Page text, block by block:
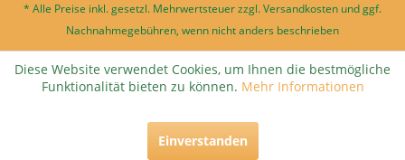
* Alle Preise inkl. gesetzl. Mehrwertsteuer zzgl.Versandkosten und ggf.
Nachnahmegebühren, wenn nicht anders beschrieben
Diese Website verwendet Cookies, um Ihnen die bestmögliche
Funktionalität bieten zu können. Mehr Informationen
Einverstanden